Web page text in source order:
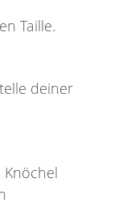
Taille.
deiner